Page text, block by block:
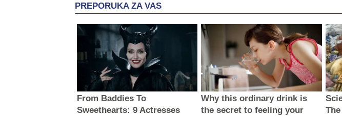
PREPORUKA ZA VAS
From Baddies To
Sweethearts: 9 Actresses
Why this ordinary drink is
the secret to feeling your